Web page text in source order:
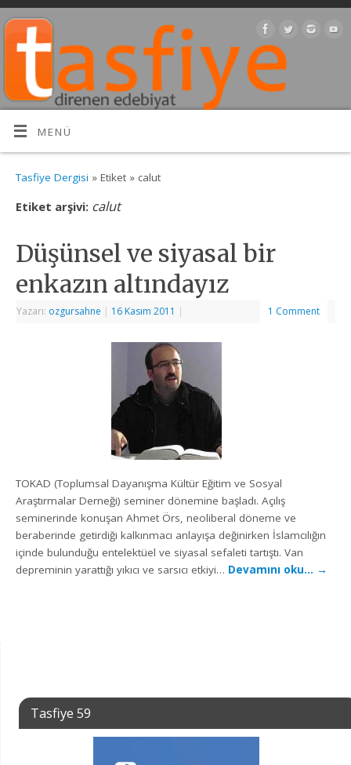
MENÜ
Tasfiye Dergisi » Etiket » calut
Etiket arşivi: calut
Düşünsel ve siyasal bir
enkazın altındayız
Yazarı: ozgursahne | 16 Kasım 2011 | 1 Comment
TOKAD (Toplumsal Dayanışma Kültür Eğitim ve Sosyal
Araştırmalar Derneği) seminer dönemine başladı. Açılış
seminerinde konuşan Ahmet Örs, neoliberal döneme ve
beraberinde getirdiği kalkınmacı anlayışa değinirken İslamcılığın
içinde bulunduğu entelektüel ve siyasal sefaleti tartıştı. Van
depreminin yarattığı yıkıcı ve sarsıcı etkiyi… Devamını oku… →
Tasfiye 59